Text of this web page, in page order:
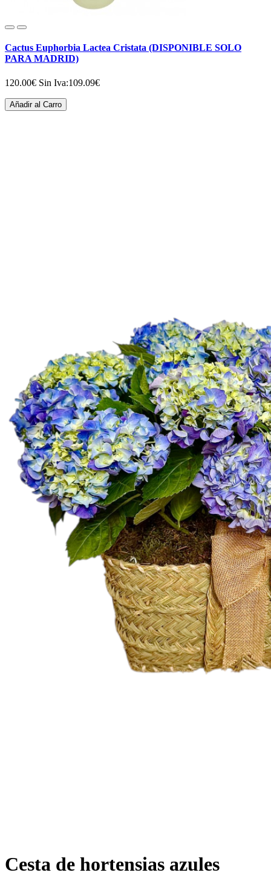
Cactus Euphorbia Lactea Cristata (DISPONIBLE SOLO
PARA MADRID)
120.00€ Sin Iva:109.09€
Añadir al Carro
Cesta de hortensias azules